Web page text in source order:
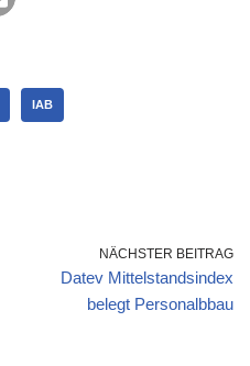
IAB
NÄCHSTER BEITRAG
Datev Mittelstandsindex
belegt Personalbbau